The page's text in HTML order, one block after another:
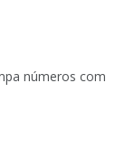
números com